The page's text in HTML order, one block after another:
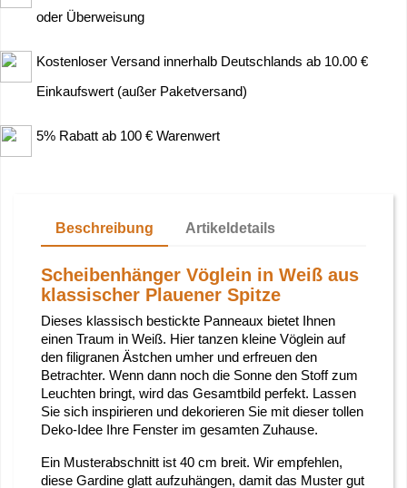
oder Überweisung
Kostenloser Versand innerhalb Deutschlands ab 10.00 €
Einkaufswert (außer Paketversand)
5% Rabatt ab 100 € Warenwert
Beschreibung Artikeldetails
Scheibenhänger Vöglein in Weiß aus
klassischer Plauener Spitze
Dieses klassisch bestickte Panneaux bietet Ihnen
einen Traum in Weiß. Hier tanzen kleine Vöglein auf
den filigranen Ästchen umher und erfreuen den
Betrachter. Wenn dann noch die Sonne den Stoff zum
Leuchten bringt, wird das Gesamtbild perfekt. Lassen
Sie sich inspirieren und dekorieren Sie mit dieser tollen
Deko-Idee Ihre Fenster im gesamten Zuhause.
Ein Musterabschnitt ist 40 cm breit. Wir empfehlen,
diese Gardine glatt aufzuhängen, damit das Muster gut